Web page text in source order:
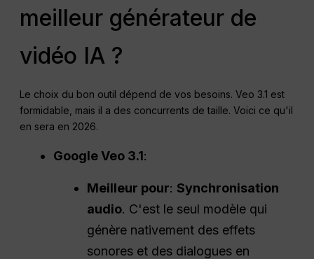
meilleur générateur de
vidéo IA ?
Le choix du bon outil dépend de vos besoins. Veo 3.1 est
formidable, mais il a des concurrents de taille. Voici ce qu'il
en sera en 2026.
Google Veo 3.1:
Meilleur pour:Synchronisation
audio. C'est le seul modèle qui
génère nativement des effets
sonores et des dialogues en